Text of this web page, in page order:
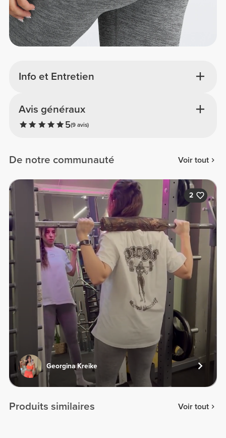
Info et Entretien
Avis généraux
5(9 avis)
De notre communauté Voir tout
2
Georgina Kreike
Produits similaires Voir tout